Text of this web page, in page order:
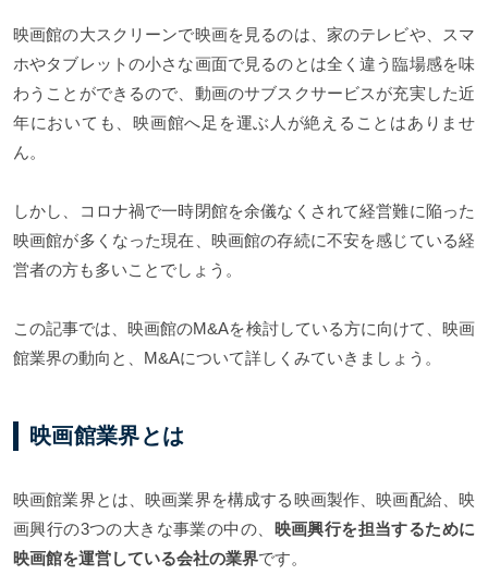
映画館の大スクリーンで映画を見るのは、家のテレビや、スマ
ホやタブレットの小さな画面で見るのとは全く違う臨場感を味
わうことができるので、動画のサブスクサービスが充実した近
年においても、映画館へ足を運ぶ人が絶えることはありませ
ん。
しかし、コロナ禍で一時閉館を余儀なくされて経営難に陥った
映画館が多くなった現在、映画館の存続に不安を感じている経
営者の方も多いことでしょう。
この記事では、映画館のM&Aを検討している方に向けて、映画
館業界の動向と、M&Aについて詳しくみていきましょう。
映画館業界とは
映画館業界とは、映画業界を構成する映画製作、映画配給、映
画興行の3つの大きな事業の中の、 映画興行を担当するために
映画館を運営している会社の業界です。